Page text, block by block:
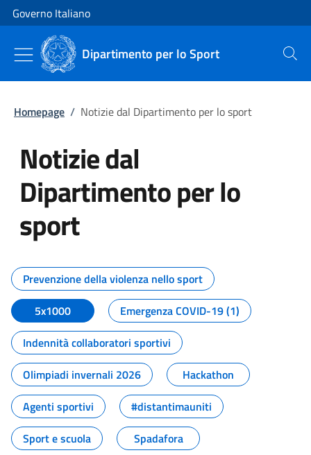
Vai al contenuto
Vai alla navigazione del sito
Governo Italiano
Dipartimento per lo Sport Cerca
Homepage / Notizie dal Dipartimento per lo sport
Notizie dal
Dipartimento per lo
sport
Tutti i contenuti della pagina
Prevenzione della violenza nello sport
5x1000
Emergenza COVID-19 (1)
Indennità collaboratori sportivi
Olimpiadi invernali 2026
Hackathon
Agenti sportivi
#distantimauniti
Sport e scuola
Spadafora